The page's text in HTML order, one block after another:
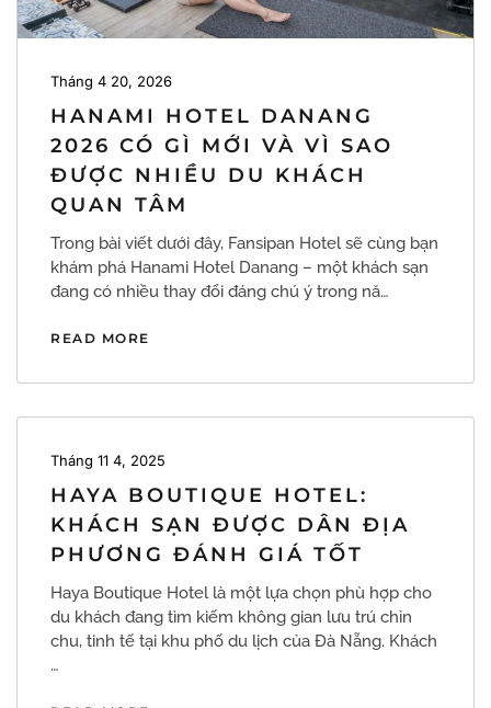
Tháng 4 20, 2026
HANAMI HOTEL DANANG
2026 CÓ GÌ MỚI VÀ VÌ SAO
ĐƯỢC NHIỀU DU KHÁCH
QUAN TÂM
Trong bài viết dưới đây, Fansipan Hotel sẽ cùng bạn
khám phá Hanami Hotel Danang – một khách sạn
đang có nhiều thay đổi đáng chú ý trong nă…
READ MORE
Tháng 11 4, 2025
HAYA BOUTIQUE HOTEL:
KHÁCH SẠN ĐƯỢC DÂN ĐỊA
PHƯƠNG ĐÁNH GIÁ TỐT
Haya Boutique Hotel là một lựa chọn phù hợp cho
du khách đang tìm kiếm không gian lưu trú chỉn
chu, tinh tế tại khu phố du lịch của Đà Nẵng. Khách
…